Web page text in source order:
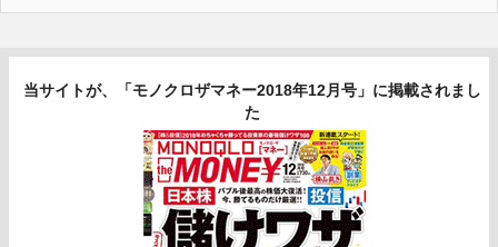
当サイトが、「モノクロザマネー2018年12月号」に掲載されまし
た